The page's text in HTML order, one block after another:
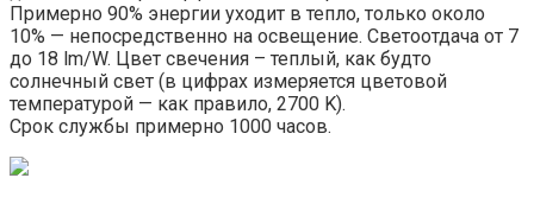
Примерно 90% энергии уходит в тепло, только около
10% — непосредственно на освещение. Светоотдача от 7
до 18 lm/W. Цвет свечения – теплый, как будто
солнечный свет (в цифрах измеряется цветовой
температурой — как правило, 2700 K).
Cрок службы примерно 1000 часов.